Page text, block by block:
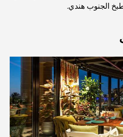
أماكن تناول الطعام في مركز متنامٍ
في دبي
على الواجهة البحرية في دبي: حياة
الأجانب: دليل مصرفي شامل
الجنوب هندي.